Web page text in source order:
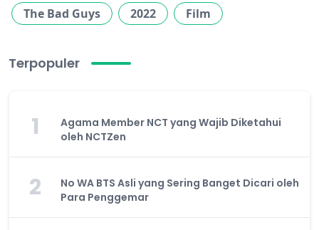
The Bad Guys 2022 Film
Terpopuler
1
Agama Member NCT yang Wajib Diketahui
oleh NCTZen
2
No WA BTS Asli yang Sering Banget Dicari oleh
Para Penggemar